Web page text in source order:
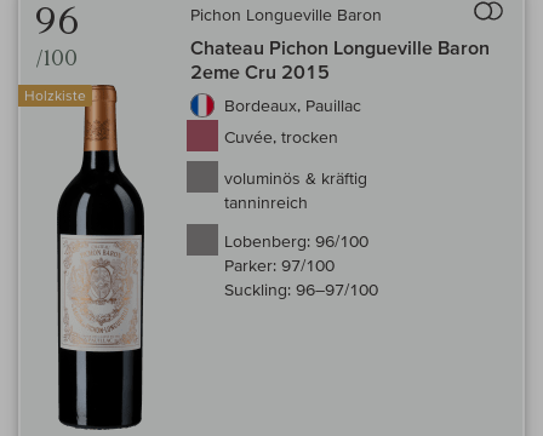
96
/100
Holzkiste
Pichon Longueville Baron
Chateau Pichon Longueville Baron
2eme Cru 2015
Bordeaux, Pauillac
Cuvée, trocken
voluminös & kräftig
tanninreich
Lobenberg: 96/100
Parker: 97/100
Suckling: 96–97/100